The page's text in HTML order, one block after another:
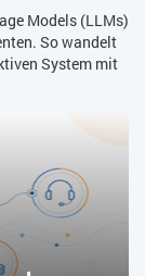
Models (LLMs)
So wandelt
System mit